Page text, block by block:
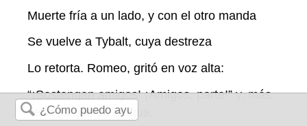
Muerte fría a un lado, y con el otro manda
Se vuelve a Tybalt, cuya destreza
Lo retorta. Romeo, gritó en voz alta:
“¡Sostengan amigos! ¡Amigos, parte!” y, más
veloces que su lengua,